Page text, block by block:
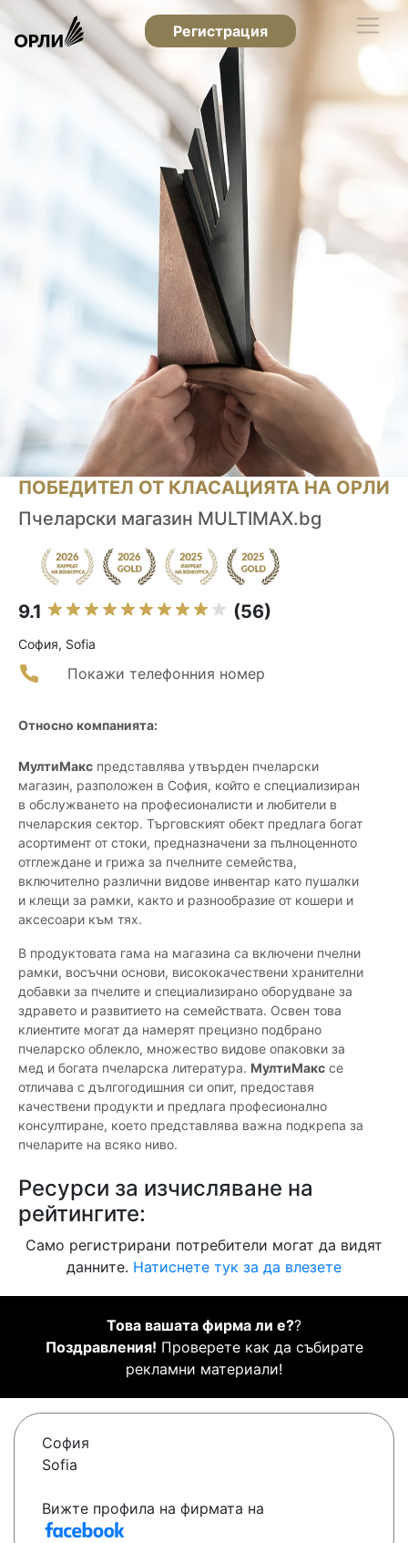
Регистрация
ПОБЕДИТЕЛ ОТ КЛАСАЦИЯТА НА ОРЛИ
Пчеларски магазин MULTIMAX.bg
9.1 (56)
София, Sofia
Покажи телефонния номер
Относно компанията:
МултиМакс представлява утвърден пчеларски
магазин, разположен в София, който е специализиран
в обслужването на професионалисти и любители в
пчеларския сектор. Търговският обект предлага богат
асортимент от стоки, предназначени за пълноценното
отглеждане и грижа за пчелните семейства,
включително различни видове инвентар като пушалки
и клещи за рамки, както и разнообразие от кошери и
аксесоари към тях.
В продуктовата гама на магазина са включени пчелни
рамки, восъчни основи, висококачествени хранителни
добавки за пчелите и специализирано оборудване за
здравето и развитието на семействата. Освен това
клиентите могат да намерят прецизно подбрано
пчеларско облекло, множество видове опаковки за
мед и богата пчеларска литература. МултиМакс се
отличава с дългогодишния си опит, предоставя
качествени продукти и предлага професионално
консултиране, което представлява важна подкрепа за
пчеларите на всяко ниво.
Ресурси за изчисляване на
рейтингите:
Само регистрирани потребители могат да видят
данните. Натиснете тук за да влезете
Това вашата фирма ли е??
Поздравления! Проверете как да събирате
рекламни материали!
София
Sofia
Вижте профила на фирмата на